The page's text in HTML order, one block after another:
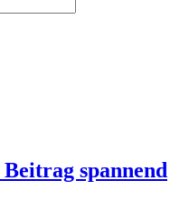
spannend